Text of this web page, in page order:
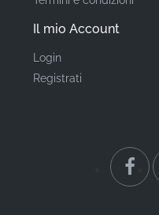
montaggio
Tipo
Trovare la grafica
essenziale per
Il mio Account
Login
Registrati